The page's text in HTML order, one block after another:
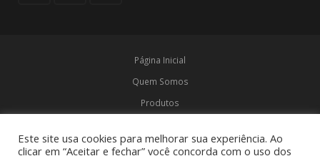
Página Inicial
Quem Somos
Produtos
Contato
Este site usa cookies para melhorar sua experiência. Ao
clicar em “Aceitar e fechar” você concorda com o uso dos